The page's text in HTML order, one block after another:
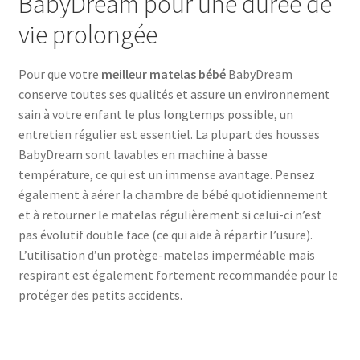
vie prolongée
Pour que votre meilleur matelas bébéBabyDream
conserve toutes ses qualités et assure un environnement
sain à votre enfant le plus longtemps possible, un
entretien régulier est essentiel. La plupart des housses
BabyDream sont lavables en machine à basse
température, ce qui est un immense avantage. Pensez
également à aérer la chambre de bébé quotidiennement
et à retourner le matelas régulièrement si celui-ci n’est
pas évolutif double face (ce qui aide à répartir l’usure).
L’utilisation d’un protège-matelas imperméable mais
respirant est également fortement recommandée pour le
protéger des petits accidents.